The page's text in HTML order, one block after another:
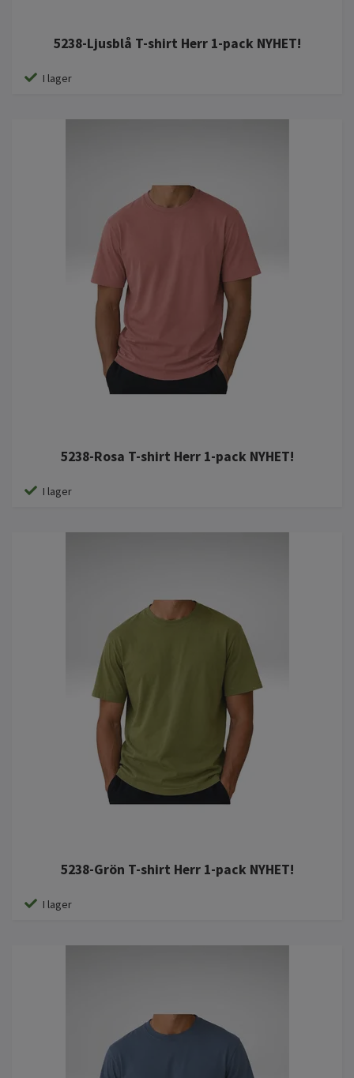
5238-Ljusblå T-shirt Herr 1-pack NYHET!
I lager
5238-Rosa T-shirt Herr 1-pack NYHET!
I lager
5238-Grön T-shirt Herr 1-pack NYHET!
I lager